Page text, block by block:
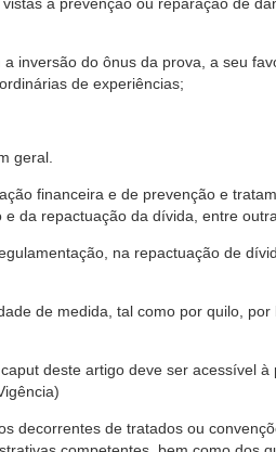
inversão do ônus da prova, a seu
de experiências;
geral.
financeira e de prevenção e
e da repactuação da dívida, entre
na repactuação de
de medida, tal como por quilo,
deste artigo deve ser acessível
decorrentes de tratados ou